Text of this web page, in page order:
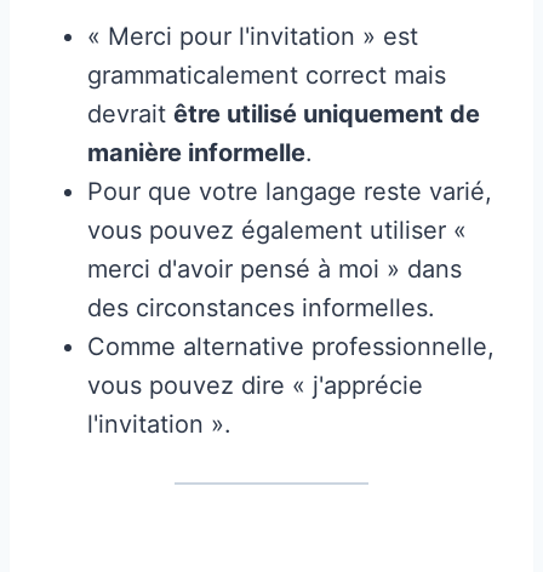
« Merci pour l'invitation » est
grammaticalement correct mais
devrait être utilisé uniquement de
manière informelle.
Pour que votre langage reste varié,
vous pouvez également utiliser «
merci d'avoir pensé à moi » dans
des circonstances informelles.
Comme alternative professionnelle,
vous pouvez dire « j'apprécie
l'invitation ».